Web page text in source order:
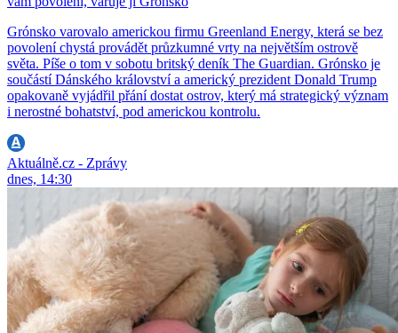
Grónsko varovalo americkou firmu Greenland Energy, která se bez
povolení chystá provádět průzkumné vrty na největším ostrově
světa. Píše o tom v sobotu britský deník The Guardian. Grónsko je
součástí Dánského království a americký prezident Donald Trump
opakovaně vyjádřil přání dostat ostrov, který má strategický význam
i nerostné bohatství, pod americkou kontrolu.
Aktuálně.cz - Zprávy
dnes, 14:30